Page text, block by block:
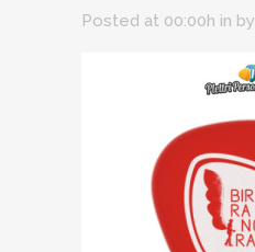
Posted at 00:00h in by